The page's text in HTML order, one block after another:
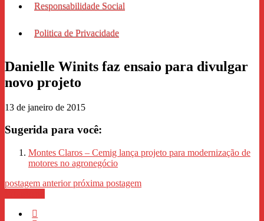
Responsabilidade Social
Politica de Privacidade
Danielle Winits faz ensaio para divulgar
novo projeto
13 de janeiro de 2015
Sugerida para você:
Montes Claros – Cemig lança projeto para modernização de
motores no agronegócio
postagem anteriorpróxima postagem